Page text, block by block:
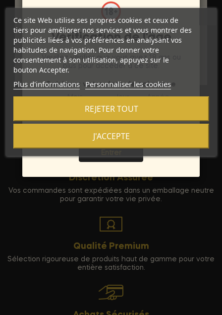
Marque FLESHLIGHT
Référence D-197787
Références spécifiques
Discrétion Assurée
Vos commandes sont expédiées dans un emballage neutre
pour garantir votre vie privée.
Qualité Premium
Sélection rigoureuse de produits haut de gamme pour votre
entière satisfaction.
Ce site Web utilise ses propres cookies et ceux de
tiers pour améliorer nos services et vous montrer des
publicités liées à vos préférences en analysant vos
habitudes de navigation. Pour donner votre
consentement à son utilisation, appuyez sur le
bouton Accepter.
Plus d'informations Personnaliser les cookies
REJETER TOUT
J'ACCEPTE
Vérification de l'âge
Veuillez vérifier que vous avez 18 ans ou
plus pour accéder à ce site.
Saisissez votre date de naissance
Mois
Jour Année
Sortie